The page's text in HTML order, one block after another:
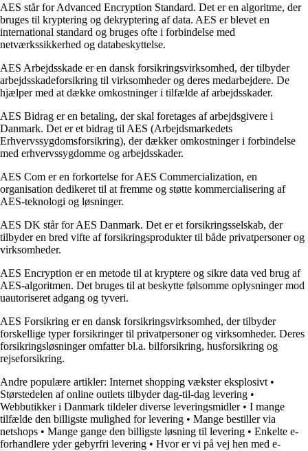
AES står for Advanced Encryption Standard. Det er en algoritme, der
bruges til kryptering og dekryptering af data. AES er blevet en
international standard og bruges ofte i forbindelse med
netværkssikkerhed og databeskyttelse.
AES Arbejdsskade er en dansk forsikringsvirksomhed, der tilbyder
arbejdsskadeforsikring til virksomheder og deres medarbejdere. De
hjælper med at dække omkostninger i tilfælde af arbejdsskader.
AES Bidrag er en betaling, der skal foretages af arbejdsgivere i
Danmark. Det er et bidrag til AES (Arbejdsmarkedets
Erhvervssygdomsforsikring), der dækker omkostninger i forbindelse
med erhvervssygdomme og arbejdsskader.
AES Com er en forkortelse for AES Commercialization, en
organisation dedikeret til at fremme og støtte kommercialisering af
AES-teknologi og løsninger.
AES DK står for AES Danmark. Det er et forsikringsselskab, der
tilbyder en bred vifte af forsikringsprodukter til både privatpersoner og
virksomheder.
AES Encryption er en metode til at kryptere og sikre data ved brug af
AES-algoritmen. Det bruges til at beskytte følsomme oplysninger mod
uautoriseret adgang og tyveri.
AES Forsikring er en dansk forsikringsvirksomhed, der tilbyder
forskellige typer forsikringer til privatpersoner og virksomheder. Deres
forsikringsløsninger omfatter bl.a. bilforsikring, husforsikring og
rejseforsikring.
Andre populære artikler: Internet shopping vækster eksplosivt •
Størstedelen af online outlets tilbyder dag-til-dag levering •
Webbutikker i Danmark tildeler diverse leveringsmidler• I mange
tilfælde den billigste mulighed for levering • Mange bestiller via
netshops • Mange gange den billigste løsning til levering • Enkelte e-
forhandlere yder gebyrfri levering • Hvor er vi på vej hen med e-